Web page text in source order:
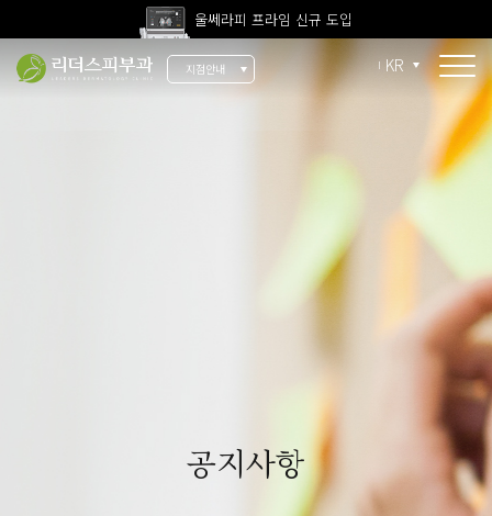
울쎄라피 프라임 신규 도입
고압산소치료 신규 도입
전 지점 피부과 전문의 진료
지점안내 KR
공지사항